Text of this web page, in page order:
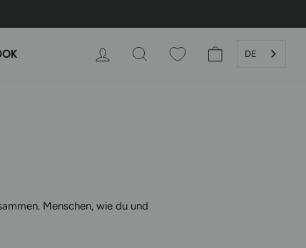
EINLOGGEN
SUCHE WARENKORB
DE
Menschen, wie du und